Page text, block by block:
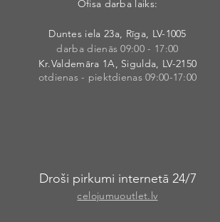
Ofisa darba laiks:
Duntes iela 23a, Rīga, LV-1005
darba dienās 09:00 - 17:00
Kr.Valdemāra 1A, Sigulda, LV-2150
otdienas - piektdienas 09:00-17:00
Droši pirkumi internetā 24/7
celojumuoutlet.lv